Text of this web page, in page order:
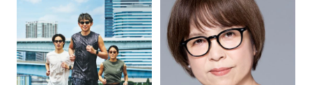
ーケアとは